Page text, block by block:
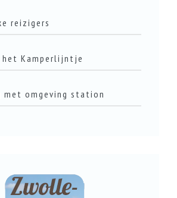
reizigers
het Kamperlijntje
met omgeving station